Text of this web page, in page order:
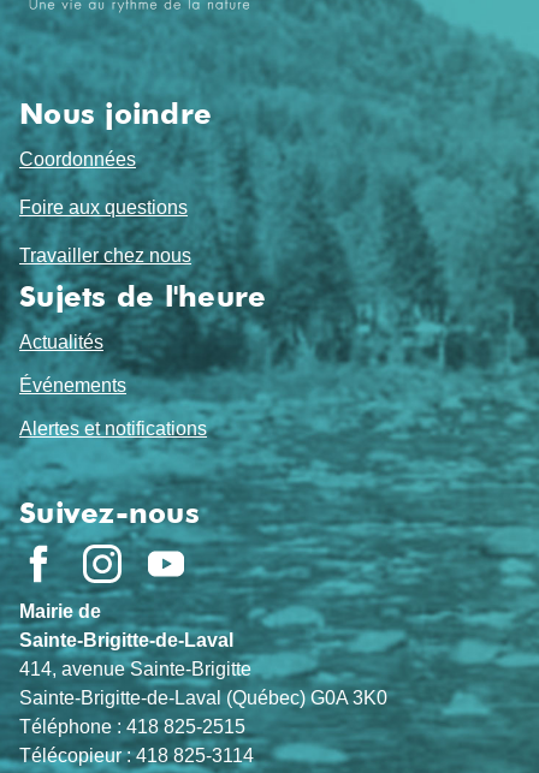
de
page
Nous joindre
Coordonnées
Foire aux questions
Travailler chez nous
Sujets de l'heure
Actualités
Événements
Alertes et notifications
Suivez-nous
Mairie de
Sainte-Brigitte-de-Laval
414, avenue Sainte-Brigitte
Sainte-Brigitte-de-Laval (Québec) G0A 3K0
Téléphone : 418 825-2515
Télécopieur : 418 825-3114